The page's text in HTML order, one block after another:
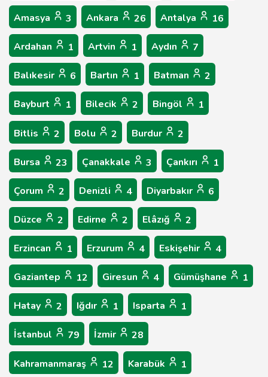
Amasya 3 Ankara 26 Antalya 16
Ardahan 1 Artvin 1 Aydın 7
Balıkesir 6 Bartın 1 Batman 2
Bayburt 1 Bilecik 2 Bingöl 1
Bitlis 2 Bolu 2 Burdur 2
Bursa 23 Çanakkale 3 Çankırı 1
Çorum 2 Denizli 4 Diyarbakır 6
Düzce 2 Edirne 2 Elâzığ 2
Erzincan 1 Erzurum 4 Eskişehir 4
Gaziantep 12 Giresun 4 Gümüşhane 1
Hatay 2 Iğdır 1 Isparta 1
İstanbul 79 İzmir 28
Kahramanmaraş 12 Karabük 1